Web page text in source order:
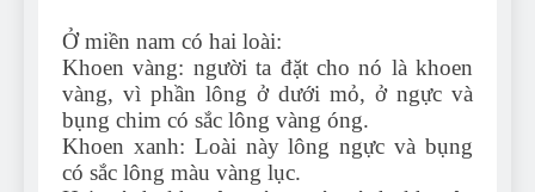
Ở miền nam có hai loài:
Khoen vàng: người ta đặt cho nó là khoen
vàng, vì phần lông ở dưới mỏ, ở ngực và
bụng chim có sắc lông vàng óng.
Khoen xanh: Loài này lông ngực và bụng
có sắc lông màu vàng lục.